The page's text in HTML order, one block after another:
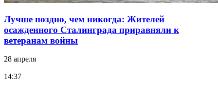
Лучше поздно, чем никогда: Жителей
осажденного Сталинграда приравняли к
ветеранам войны
28 апреля
14:37